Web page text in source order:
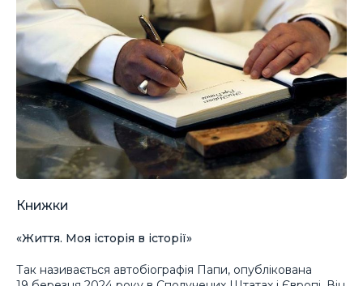
Книжки
«Життя. Моя історія в історії»
Так називається автобіографія Папи, опублікована